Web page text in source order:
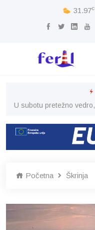
31.97c
U subotu pretežno
Početna Škrinja